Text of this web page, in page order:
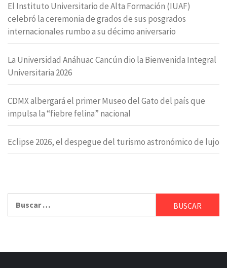
El Instituto Universitario de Alta Formación (IUAF)
celebró la ceremonia de grados de sus posgrados
internacionales rumbo a su décimo aniversario
La Universidad Anáhuac Cancún dio la Bienvenida Integral
Universitaria 2026
CDMX albergará el primer Museo del Gato del país que
impulsa la “fiebre felina” nacional
Eclipse 2026, el despegue del turismo astronómico de lujo